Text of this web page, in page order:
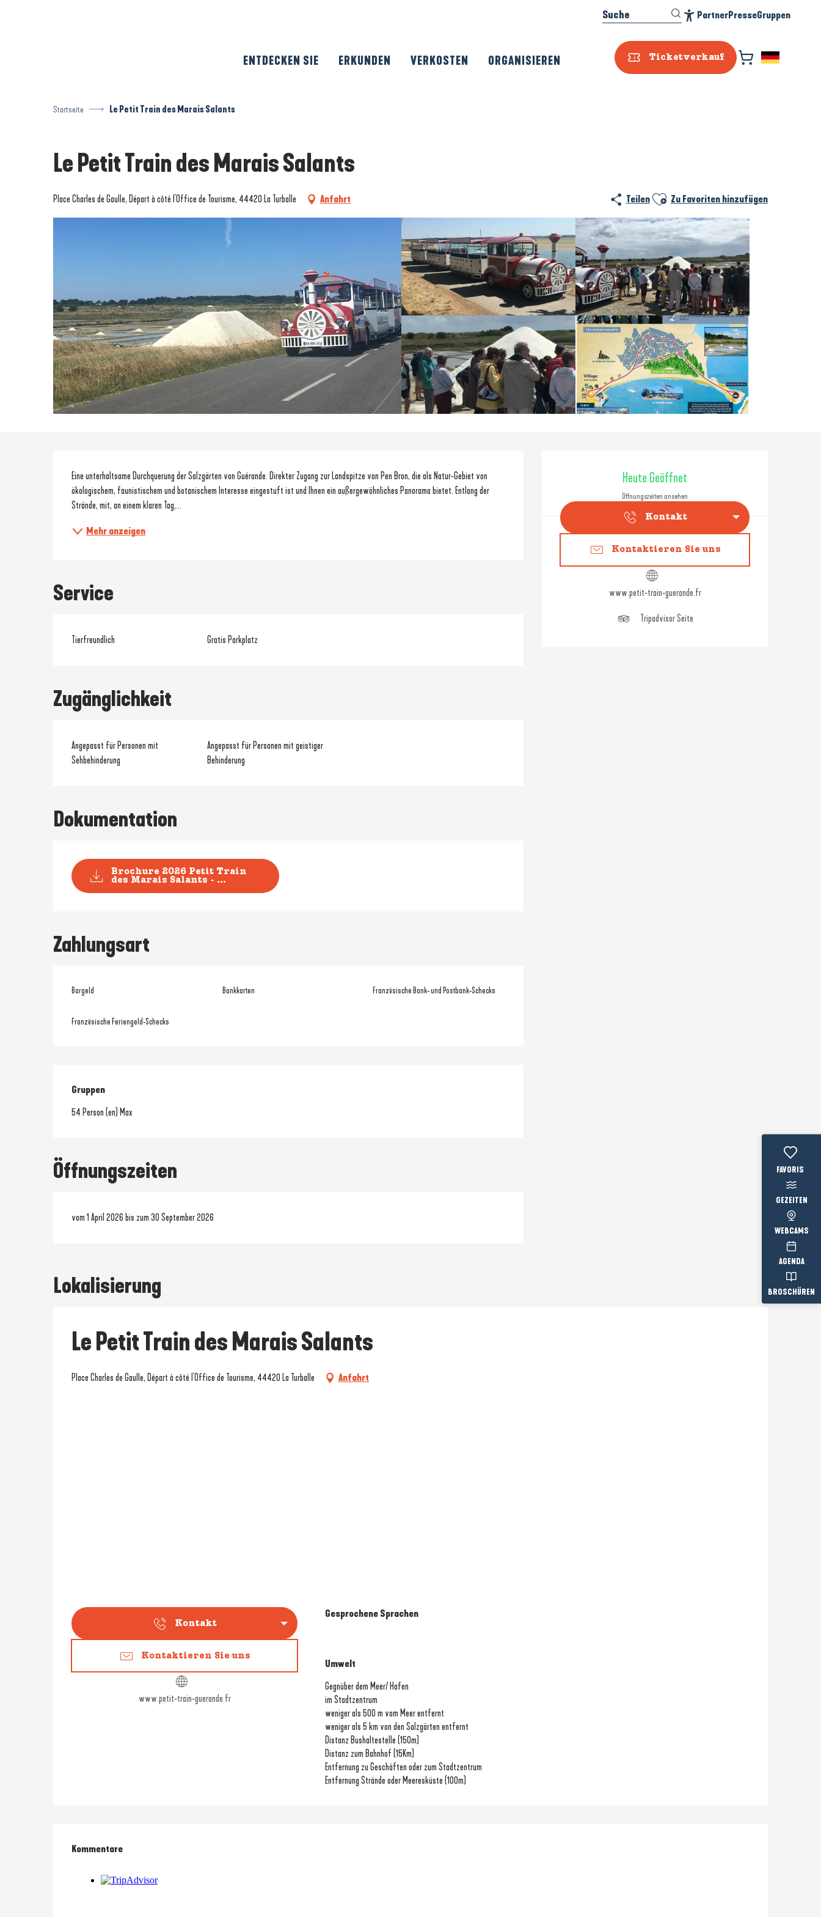
Ticketverkauf
Suche PartnerPresseGruppen
ENTDECKEN SIE ERKUNDEN VERKOSTEN ORGANISIEREN
Voir les
GEZEITEN
WEBCAMS
AGENDA
BROSCHÜREN
Startseite Le Petit Train des Marais Salants
Le Petit Train des Marais Salants
Place Charles de Gaulle, Départ à côté l'Office de Tourisme, 44420 La Turballe Anfahrt Teilen Ajouter aux favoris
Zu Favoriten hinzufügen
Öffnungszeiten &
Heute Geöffnet
Öffnungszeiten ansehen
Kontakt
Kontaktieren Sie uns
www.petit-train-guerande.fr
Tripadvisor Seite
Beschreibung
Eine unterhaltsame Durchquerung der Salzgärten von Guérande. Direkter Zugang zur Landspitze von Pen Bron, die als Natur-Gebiet von
ökologischem, faunistischem und botanischem Interesse eingestuft ist und Ihnen ein außergewöhnliches Panorama bietet. Entlang der
Strände, mit, an einem klaren Tag,...
Mehr anzeigen
Service
Tierfreundlich Gratis Parkplatz
Zugänglichkeit
Angepasst für Personen mit
Sehbehinderung
Angepasst für Personen mit geistiger
Behinderung
Dokumentation
Brochure 2026 Petit Train
des Marais Salants - ...
Zahlungsart
Bargeld Bankkarten Französische Bank- und Postbank-Schecks
Französische Feriengeld-Schecks
Gruppen
Gruppen
54 Person (en) Max
Öffnungszeiten
vom 1 April 2026 bis zum 30 September 2026
Lokalisierung
Le Petit Train des Marais Salants
Place Charles de Gaulle, Départ à côté l'Office de Tourisme, 44420 La Turballe Anfahrt
Kontakt
Kontaktieren Sie uns
www.petit-train-guerande.fr
Gesprochene Sprachen
Gesprochene Sprachen
Umwelt
Umwelt
Gegnüber dem Meer/ Hafen
im Stadtzentrum
weniger als 500 m vom Meer entfernt
weniger als 5 km von den Salzgärten entfernt
Distanz Bushaltestelle (150m)
Distanz zum Bahnhof (15Km)
Entfernung zu Geschäften oder zum Stadtzentrum
Entfernung Strände oder Meeresküste (100m)
Kommentare
Kommentare